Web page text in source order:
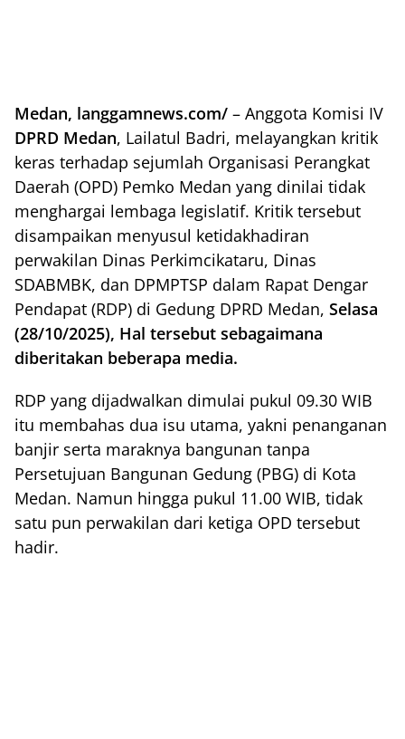
Medan, langgamnews.com/ – Anggota Komisi IV
DPRD Medan, Lailatul Badri, melayangkan kritik
keras terhadap sejumlah Organisasi Perangkat
Daerah (OPD) Pemko Medan yang dinilai tidak
menghargai lembaga legislatif. Kritik tersebut
disampaikan menyusul ketidakhadiran
perwakilan Dinas Perkimcikataru, Dinas
SDABMBK, dan DPMPTSP dalam Rapat Dengar
Pendapat (RDP) di Gedung DPRD Medan, Selasa
(28/10/2025), Hal tersebut sebagaimana
diberitakan beberapa media.
RDP yang dijadwalkan dimulai pukul 09.30 WIB
itu membahas dua isu utama, yakni penanganan
banjir serta maraknya bangunan tanpa
Persetujuan Bangunan Gedung (PBG) di Kota
Medan. Namun hingga pukul 11.00 WIB, tidak
satu pun perwakilan dari ketiga OPD tersebut
hadir.